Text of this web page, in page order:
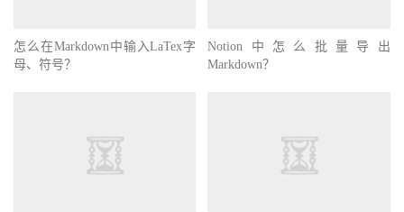
怎么在Markdown中输入LaTex字
母、符号？
Notion中怎么批量导出
Markdown？